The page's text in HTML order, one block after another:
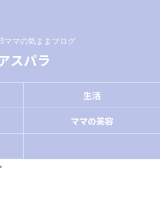
ママの気ままブログ
スパラ
生活
ママの美容